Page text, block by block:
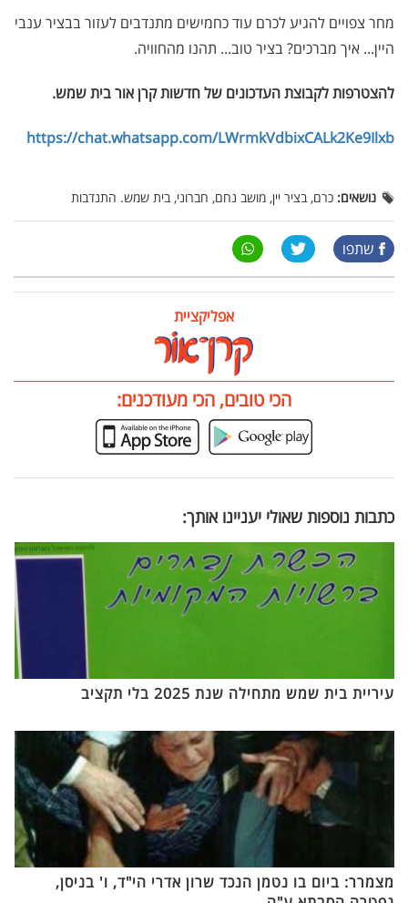
מחר צפויים להגיע לכרם עוד כחמישים מתנדבים לעזור בבציר ענבי
היין... איך מברכים? בציר טוב... תהנו מהחוויה.
להצטרפות לקבוצת העדכונים של חדשות קרן אור בית שמש.
https://chat.whatsapp.com/LWrmkVdbixCALk2Ke9Ilxb
נושאים: כרם, בציר יין, מושב נחם, חברוני, בית שמש. התנדבות
שתפו
אפליקציית
הכי טובים, הכי מעודכנים:
כתבות נוספות שאולי יעניינו אותך:
עיריית בית שמש מתחילה שנת 2025 בלי תקציב
מצמרר: ביום בו נטמן הנכד שרון אדרי הי"ד, ו' בניסן,